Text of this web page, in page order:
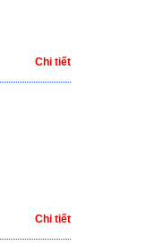
Chi tiết
Chi tiết